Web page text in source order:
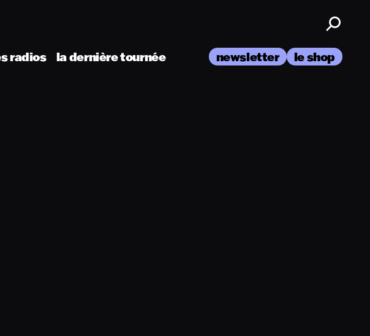
radios la dernière tournée newsletter le shop